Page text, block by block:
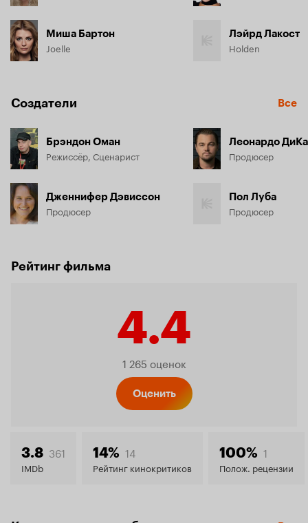
Миша Бартон
Joelle
Лэйрд Лакост
Holden
Создатели Все
Брэндон Оман
Режиссёр, Сценарист
Дженнифер Дэвиссон
Продюсер
Леонардо
Продюсер
Пол Луба
Продюсер
Рейтинг фильма
4.4
Рейтинг
4.4
1 265 оценок
Оценить
3.8 361
IMDb
14% 14
Рейтинг кинокритиков
100% 1
Полож. рецензии